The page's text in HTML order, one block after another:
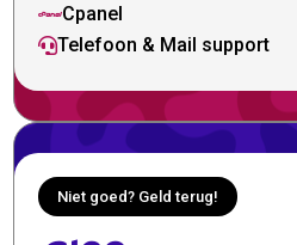
Cpanel
Telefoon & Mail support
Niet goed? Geld terug!